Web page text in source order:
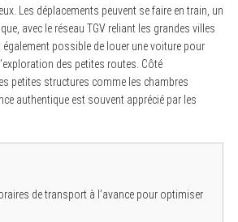
Les déplacements peuvent se faire en train, un
avec le réseau TGV reliant les grandes villes
également possible de louer une voiture pour
des petites routes. Côté
petites structures comme les chambres
authentique est souvent apprécié par les
de transport à l’avance pour optimiser